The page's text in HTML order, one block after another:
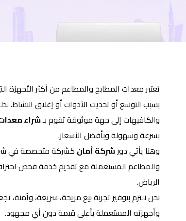
تعتبر معدات المطابخ والمطاعم من أكثر الأجهزة
بسبب التوسع أو تحديث الأدوات أو إغلاق النشاط.
والكافيهات إلى جهة موثوقة تقوم بـشراء
بسرعة وسهولة وبأفضل الأسعار.
وهنا يأتي دورشركة أمانكشركة متخصصة في
والمطاعم المستعملة مع تقديم خدمة فحص
الرياض.
نحن نلتزم بتوفير تجربة بيع مريحة، سريعة،
وأجهزته المستعملة بأعلى قيمة دون أي مجهود.